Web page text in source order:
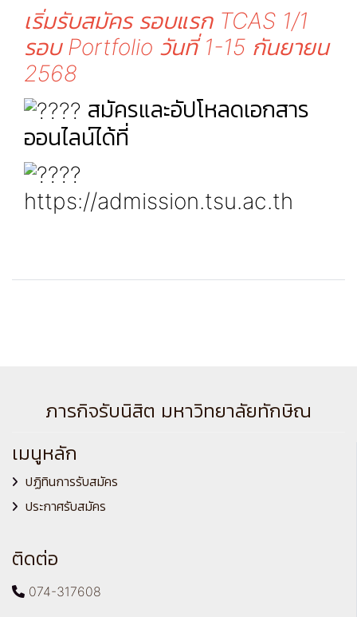
เริ่มรับสมัคร รอบแรก TCAS 1/1
รอบ Portfolio วันที่ 1-15 กันยายน
2568
สมัครและอัปโหลดเอกสาร
ออนไลน์ได้ที่
https://admission.tsu.ac.th
ภารกิจรับนิสิต มหาวิทยาลัยทักษิณ
เมนูหลัก
ปฏิทินการรับสมัคร
ประกาศรับสมัคร
ติดต่อ
074-317608